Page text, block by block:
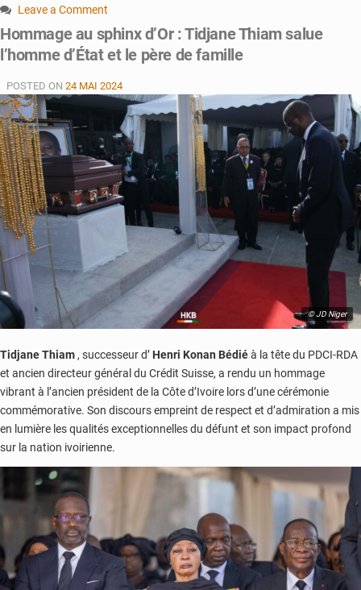
Leave a Comment
Tabaski
2024
Défi
bétail
pour
la
Côte
d’Ivoire
Hommage au sphinx d’Or : Tidjane Thiam salue
l’homme d’État et le père de famille
POSTED ON 24 MAI 2024
© JD Niger
Tidjane Thiam , successeur d’ Henri Konan Bédiéà la tête du PDCI-RDA
et ancien directeur général du Crédit Suisse, a rendu un hommage
vibrant à l’ancien président de la Côte d’Ivoire lors d’une cérémonie
commémorative. Son discours empreint de respect et d’admiration a mis
en lumière les qualités exceptionnelles du défunt et son impact profond
sur la nation ivoirienne.